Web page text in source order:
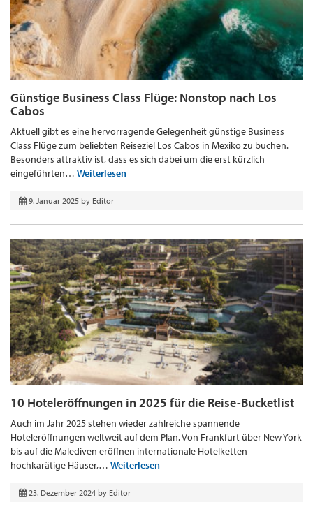
Günstige Business Class Flüge: Nonstop nach Los
Cabos
Aktuell gibt es eine hervorragende Gelegenheit günstige Business
Class Flüge zum beliebten Reiseziel Los Cabos in Mexiko zu buchen.
Besonders attraktiv ist, dass es sich dabei um die erst kürzlich
eingeführten… Weiterlesen
9. Januar 2025 by Editor
10 Hoteleröffnungen in 2025 für die Reise-Bucketlist
Auch im Jahr 2025 stehen wieder zahlreiche spannende
Hoteleröffnungen weltweit auf dem Plan. Von Frankfurt über New York
bis auf die Malediven eröffnen internationale Hotelketten
hochkarätige Häuser,… Weiterlesen
23. Dezember 2024 by Editor